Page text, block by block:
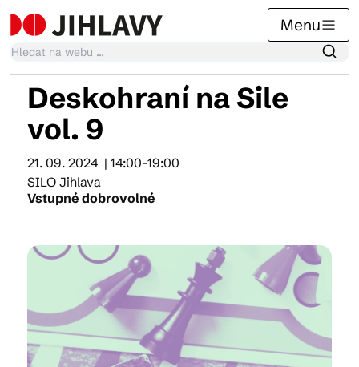
Menu
Kalendář akcí
Tradiční akce
Praktické info
Deskohraní na Sile
vol. 9
21. 09. 2024 | 14:00-19:00
SILO Jihlava
Vstupné dobrovolné